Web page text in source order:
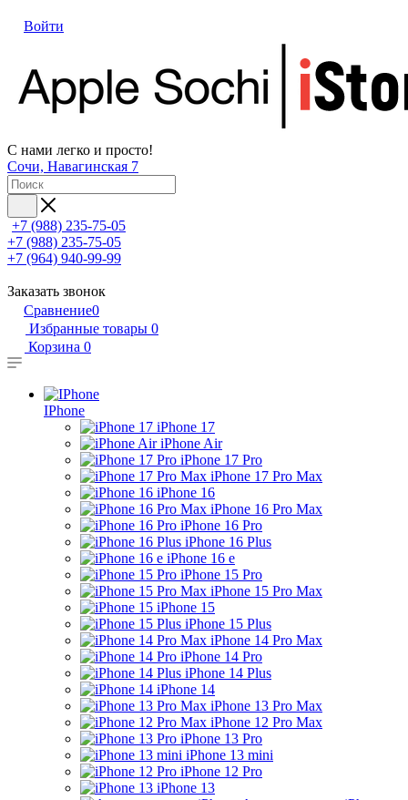
Войти
С нами легко и просто!
Сочи, Навагинская 7
+7 (988) 235-75-05
+7 (988) 235-75-05
+7 (964) 940-99-99
Заказать звонок
Сравнение0
Избранные товары 0
Корзина 0
IPhone
iPhone 17
iPhone Air
iPhone 17 Pro
iPhone 17 Pro Max
iPhone 16
iPhone 16 Pro Max
iPhone 16 Pro
iPhone 16 Plus
iPhone 16 e
iPhone 15 Pro
iPhone 15 Pro Max
iPhone 15
iPhone 15 Plus
iPhone 14 Pro Max
iPhone 14 Pro
iPhone 14 Plus
iPhone 14
iPhone 13 Pro Max
iPhone 12 Pro Max
iPhone 13 Pro
iPhone 13 mini
iPhone 12 Pro
iPhone 13